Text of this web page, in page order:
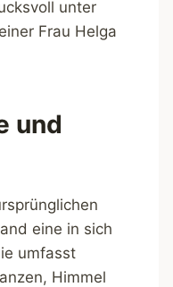
unter
Frau Helga
und
eine in sich
umfasst
Himmel